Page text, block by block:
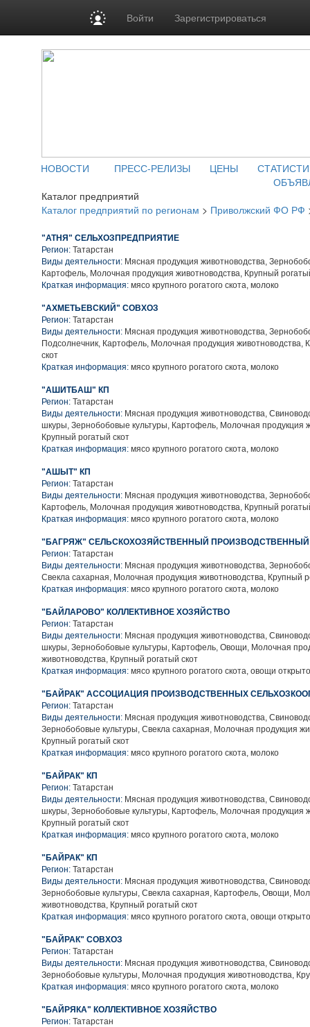
Войти Зарегистрироваться
НОВОСТИ ПРЕСС-РЕЛИЗЫ ЦЕНЫ
Каталог предприятий
Каталог предприятий по регионам > Приволжский ФО РФ
"АТНЯ" СЕЛЬХОЗПРЕДПРИЯТИЕ
Регион: Татарстан
Виды деятельности: Мясная продукция животноводства,
Картофель, Молочная продукция животноводства, Крупный
Краткая информация: мясо крупного рогатого скота, молоко
"АХМЕТЬЕВСКИЙ" СОВХОЗ
Регион: Татарстан
Виды деятельности: Мясная продукция животноводства,
Подсолнечник, Картофель, Молочная продукция животноводства,
скот
Краткая информация: мясо крупного рогатого скота, молоко
"АШИТБАШ" КП
Регион: Татарстан
Виды деятельности: Мясная продукция животноводства,
шкуры, Зернобобовые культуры, Картофель, Молочная продукция
Крупный рогатый скот
Краткая информация: мясо крупного рогатого скота, молоко
"АШЫТ" КП
Регион: Татарстан
Виды деятельности: Мясная продукция животноводства,
Картофель, Молочная продукция животноводства, Крупный
Краткая информация: мясо крупного рогатого скота, молоко
"БАГРЯЖ" СЕЛЬСКОХОЗЯЙСТВЕННЫЙ ПРОИЗВОДСТВЕННЫЙ
Регион: Татарстан
Виды деятельности: Мясная продукция животноводства,
Свекла сахарная, Молочная продукция животноводства, Крупный
Краткая информация: мясо крупного рогатого скота, молоко
"БАЙЛАРОВО" КОЛЛЕКТИВНОЕ ХОЗЯЙСТВО
Регион: Татарстан
Виды деятельности: Мясная продукция животноводства,
шкуры, Зернобобовые культуры, Картофель, Овощи, Молочная
животноводства, Крупный рогатый скот
Краткая информация: мясо крупного рогатого скота, овощи
"БАЙРАК" АССОЦИАЦИЯ ПРОИЗВОДСТВЕННЫХ
Регион: Татарстан
Виды деятельности: Мясная продукция животноводства,
Зернобобовые культуры, Свекла сахарная, Молочная продукция
Крупный рогатый скот
Краткая информация: мясо крупного рогатого скота, молоко
"БАЙРАК" КП
Регион: Татарстан
Виды деятельности: Мясная продукция животноводства,
шкуры, Зернобобовые культуры, Картофель, Молочная продукция
Крупный рогатый скот
Краткая информация: мясо крупного рогатого скота, молоко
"БАЙРАК" КП
Регион: Татарстан
Виды деятельности: Мясная продукция животноводства,
Зернобобовые культуры, Свекла сахарная, Картофель, Овощи,
животноводства, Крупный рогатый скот
Краткая информация: мясо крупного рогатого скота, овощи
"БАЙРАК" СОВХОЗ
Регион: Татарстан
Виды деятельности: Мясная продукция животноводства,
Зернобобовые культуры, Молочная продукция животноводства,
Краткая информация: мясо крупного рогатого скота, молоко
"БАЙРЯКА" КОЛЛЕКТИВНОЕ ХОЗЯЙСТВО
Регион: Татарстан